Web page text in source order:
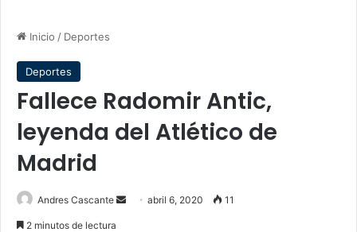
Inicio / Deportes
Deportes
Fallece Radomir Antic,
leyenda del Atlético de
Madrid
Andres Cascante
Sendabril 6, 2020 11
2 minutos de lectura